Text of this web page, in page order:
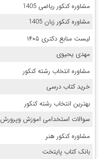
مشاوره کنکور ریاضی 1405
مشاوره کنکور زبان 1405
لیست منابع دکتری ۱۴۰۵
مهدی یحیوی
مشاوره انتخاب رشته کنکور
خرید کتاب درسی
بهترین انتخاب رشته کنکور
سوالات استخدامی اموزش وپرورش
مشاوره کنکور هنر
بانک کتاب پایتخت